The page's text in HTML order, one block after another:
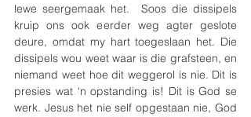
lewe seergemaak het.  Soos die dissipels
kruip ons ook eerder weg agter geslote
deure, omdat my hart toegeslaan het. Die
dissipels wou weet waar is die grafsteen, en
niemand weet hoe dit weggerol is nie. Dit is
presies wat ‘n opstanding is! Dit is God se
werk. Jesus het nie self opgestaan nie, God